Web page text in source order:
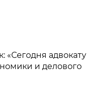
«Сегодня адвокату
и делового